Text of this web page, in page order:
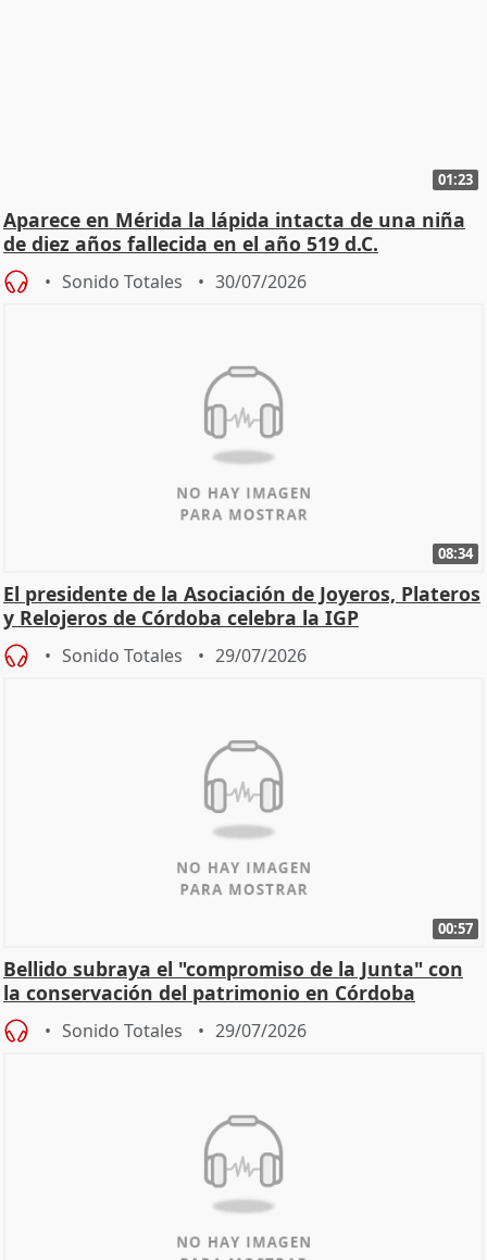
01:23
Aparece en Mérida la lápida intacta de una niña
de diez años fallecida en el año 519 d.C.
Sonido Totales 30/07/2026
08:34
El presidente de la Asociación de Joyeros, Plateros
y Relojeros de Córdoba celebra la IGP
Sonido Totales 29/07/2026
00:57
Bellido subraya el "compromiso de la Junta" con
la conservación del patrimonio en Córdoba
Sonido Totales 29/07/2026